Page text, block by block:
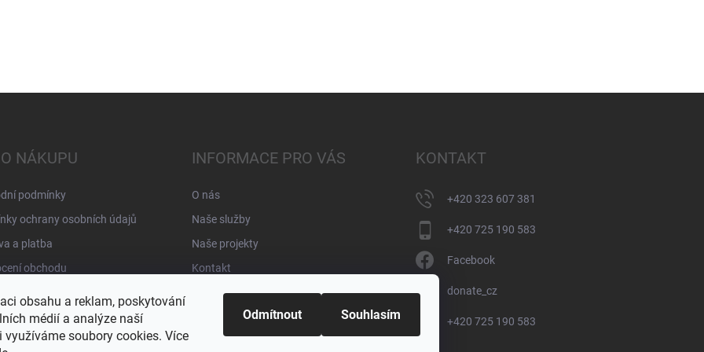
obsahu a reklam, poskytování
médií a analýze naší
využíváme soubory cookies. Více
Odmítnout Souhlasím
NÁKUPU
podmínky
ochrany osobních údajů
a platba
obchodu
INFORMACE PRO VÁS
O nás
Naše služby
Naše projekty
Kontakt
KONTAKT
+420 323 607 381
+420 725 190 583
Facebook
donate_cz
+420 725 190 583